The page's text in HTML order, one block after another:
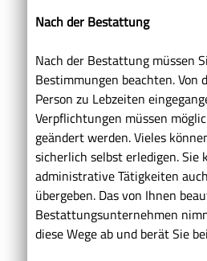
Nach der Bestattung
Nach der Bestattung müssen
Bestimmungen beachten. Von
Person zu Lebzeiten
Verpflichtungen müssen
geändert werden. Vieles
sicherlich selbst erledigen. Sie
administrative Tätigkeiten
übergeben. Das von Ihnen
Bestattungsunternehmen
diese Wege ab und berät Sie